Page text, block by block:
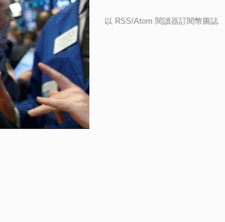
以 RSS/Atom 閱讀器訂閱幣圖誌